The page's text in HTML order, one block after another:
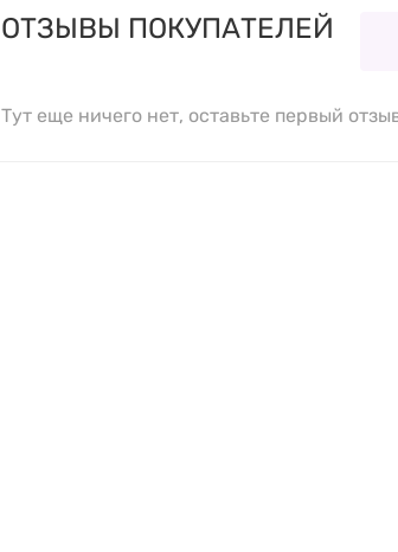
ОТЗЫВЫ ПОКУПАТЕЛЕЙ
Тут еще ничего нет, оставьте первый